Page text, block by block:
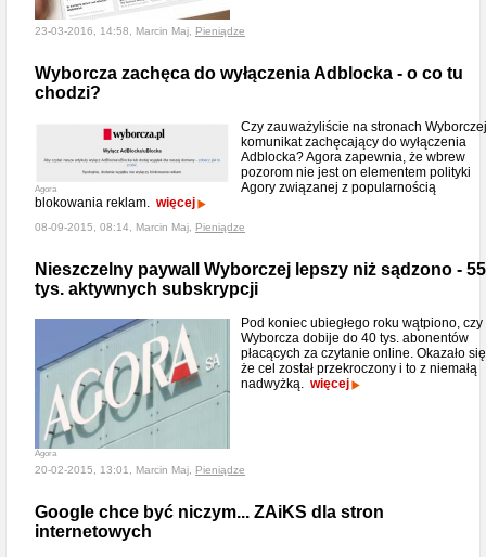
23-03-2016, 14:58, Marcin Maj, Pieniądze
Wyborcza zachęca do wyłączenia Adblocka - o co tu
chodzi?
Agora
Czy zauważyliście na stronach Wyborczej
komunikat zachęcający do wyłączenia
Adblocka? Agora zapewnia, że wbrew
pozorom nie jest on elementem polityki
Agory związanej z popularnością
blokowania reklam. więcej
08-09-2015, 08:14, Marcin Maj, Pieniądze
Nieszczelny paywall Wyborczej lepszy niż sądzono - 55
tys. aktywnych subskrypcji
Agora
Pod koniec ubiegłego roku wątpiono, czy
Wyborcza dobije do 40 tys. abonentów
płacących za czytanie online. Okazało
że cel został przekroczony i to z niemałą
nadwyżką. więcej
20-02-2015, 13:01, Marcin Maj, Pieniądze
Google chce być niczym... ZAiKS dla stron
internetowych